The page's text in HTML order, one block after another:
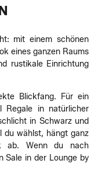
mit einem schönen
eines ganzen Raums
rustikale Einrichtung
Blickfang. Für ein
Regale in natürlicher
in Schwarz und
du wählst, hängt ganz
ab. Wenn du nach
Sale in der Lounge by